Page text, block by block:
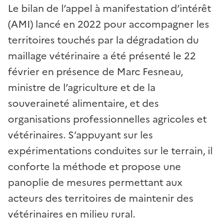
Le bilan de l’appel à manifestation d’intérêt
(AMI) lancé en 2022 pour accompagner les
territoires touchés par la dégradation du
maillage vétérinaire a été présenté le 22
février en présence de Marc Fesneau,
ministre de l’agriculture et de la
souveraineté alimentaire, et des
organisations professionnelles agricoles et
vétérinaires. S’appuyant sur les
expérimentations conduites sur le terrain, il
conforte la méthode et propose une
panoplie de mesures permettant aux
acteurs des territoires de maintenir des
vétérinaires en milieu rural.